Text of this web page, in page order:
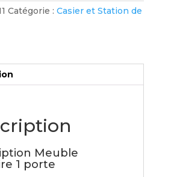
Catégorie : Casier et Station de
Meuble
1 porte